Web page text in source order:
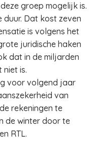
groep mogelijk is.
duur. Dat kost zeven
is volgens het
juridische haken
dat in de miljarden
is.
voor volgend jaar
van
rekeningen te
de winter door te
RTL.